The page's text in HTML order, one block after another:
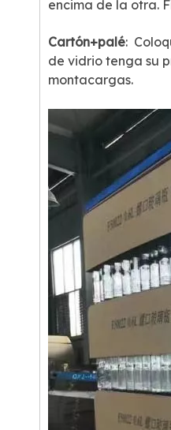
encima de la otra.
Cartón+palé:
de vidrio tenga su
montacargas.